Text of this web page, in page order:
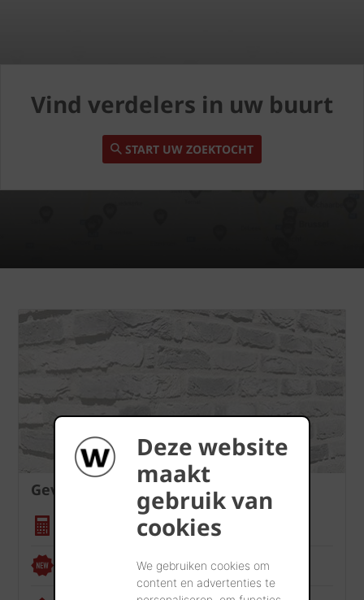
Deze website
maakt
gebruik van
cookies
We gebruiken cookies om
content en advertenties te
Vind verdelers in uw buurt
START UW ZOEKTOCHT
Gevel
Hoeveelheidscalculator
Renoviewer